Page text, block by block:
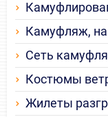
Камуфляж,
Сеть
Костюмы
Жилеты